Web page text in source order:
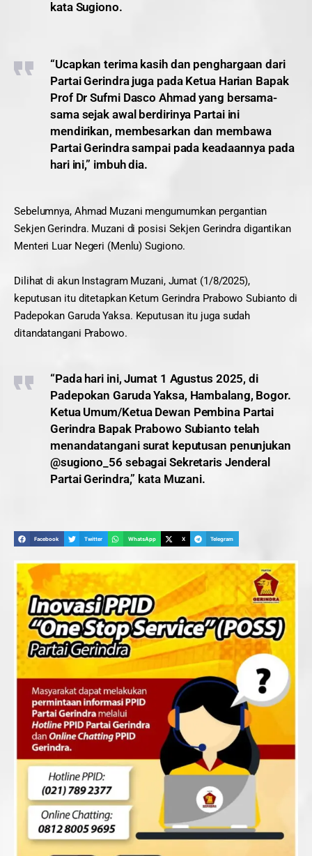
kata Sugiono.
“Ucapkan terima kasih dan penghargaan dari
Partai Gerindra juga pada Ketua Harian Bapak
Prof Dr Sufmi Dasco Ahmad yang bersama-
sama sejak awal berdirinya Partai ini
mendirikan, membesarkan dan membawa
Partai Gerindra sampai pada keadaannya pada
hari ini,” imbuh dia.
Sebelumnya, Ahmad Muzani mengumumkan pergantian
Sekjen Gerindra. Muzani di posisi Sekjen Gerindra digantikan
Menteri Luar Negeri (Menlu) Sugiono.
Dilihat di akun Instagram Muzani, Jumat (1/8/2025),
keputusan itu ditetapkan Ketum Gerindra Prabowo Subianto di
Padepokan Garuda Yaksa. Keputusan itu juga sudah
ditandatangani Prabowo.
“Pada hari ini, Jumat 1 Agustus 2025, di
Padepokan Garuda Yaksa, Hambalang, Bogor.
Ketua Umum/Ketua Dewan Pembina Partai
Gerindra Bapak Prabowo Subianto telah
menandatangani surat keputusan penunjukan
@sugiono_56 sebagai Sekretaris Jenderal
Partai Gerindra,” kata Muzani.
Facebook Twitter WhatsApp X Telegram